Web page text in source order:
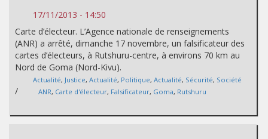
17/11/2013 - 14:50
Carte d’électeur. L’Agence nationale de renseignements
(ANR) a arrêté, dimanche 17 novembre, un falsificateur des
cartes d’électeurs, à Rutshuru-centre, à environs 70 km au
Nord de Goma (Nord-Kivu).
Actualité, Justice, Actualité, Politique, Actualité, Sécurité, Société
/ ANR, Carte d'électeur, Falsificateur, Goma, Rutshuru